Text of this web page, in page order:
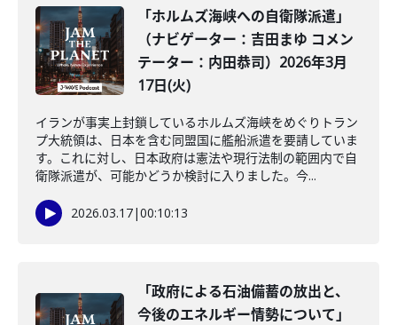
「ホルムズ海峡への自衛隊派遣」
（ナビゲーター：吉田まゆ コメン
テーター：内田恭司）2026年3月
17日(火)
イランが事実上封鎖しているホルムズ海峡をめぐりトラン
プ大統領は、日本を含む同盟国に艦船派遣を要請していま
す。これに対し、日本政府は憲法や現行法制の範囲内で自
衛隊派遣が、可能かどうか検討に入りました。今...
2026.03.17|00:10:13
「政府による石油備蓄の放出と、
今後のエネルギー情勢について」